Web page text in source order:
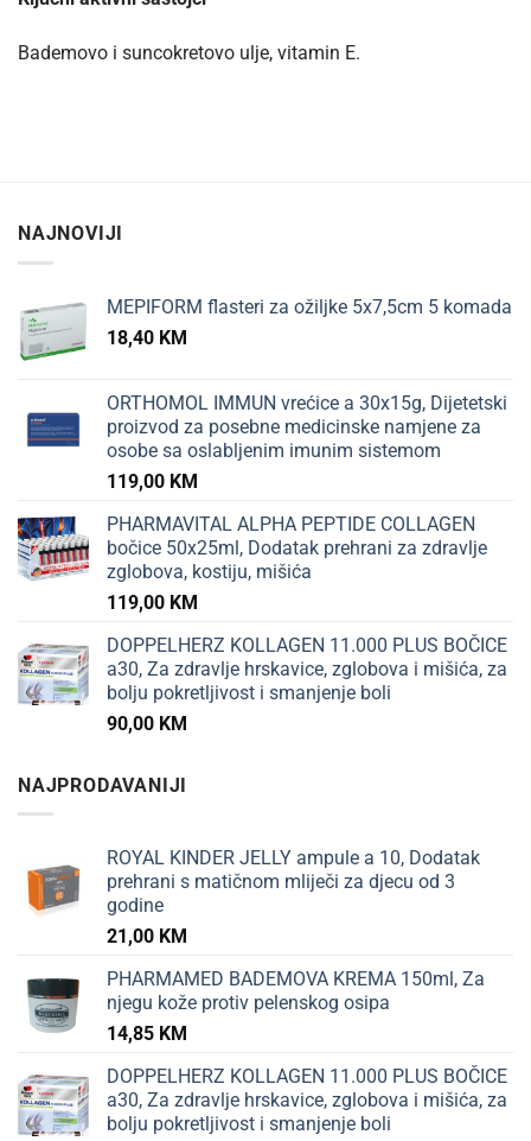
Bademovo i suncokretovo ulje, vitamin E.
NAJNOVIJI
MEPIFORM flasteri za ožiljke 5x7,5cm 5 komada
18,40 KM
ORTHOMOL IMMUN vrećice a 30x15g, Dijetetski
proizvod za posebne medicinske namjene za
osobe sa oslabljenim imunim sistemom
119,00 KM
PHARMAVITAL ALPHA PEPTIDE COLLAGEN
bočice 50x25ml, Dodatak prehrani za zdravlje
zglobova, kostiju, mišića
119,00 KM
DOPPELHERZ KOLLAGEN 11.000 PLUS BOČICE
a30, Za zdravlje hrskavice, zglobova i mišića, za
bolju pokretljivost i smanjenje boli
90,00 KM
NAJPRODAVANIJI
ROYAL KINDER JELLY ampule a 10, Dodatak
prehrani s matičnom mliječi za djecu od 3
godine
21,00 KM
PHARMAMED BADEMOVA KREMA 150ml, Za
njegu kože protiv pelenskog osipa
14,85 KM
DOPPELHERZ KOLLAGEN 11.000 PLUS BOČICE
a30, Za zdravlje hrskavice, zglobova i mišića, za
bolju pokretljivost i smanjenje boli